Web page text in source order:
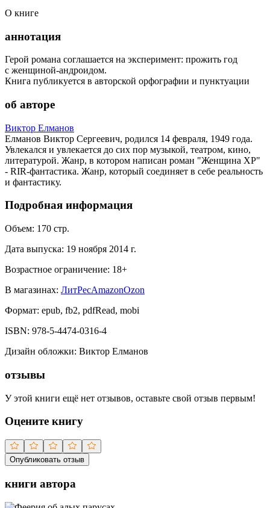
О книге
аннотация
Герой романа соглашается на эксперимент: прожить год
с женщиной-андроидом.
Книга публикуется в авторской орфографии и пунктуации
об авторе
Виктор Елманов
Елманов Виктор Сергеевич, родился 14 февраля, 1949 года.
Увлекался и увлекается до сих пор музыкой, театром, кино,
литературой. Жанр, в котором написан роман "Женщина ХР"
- RIR-фантастика. Жанр, который соединяет в себе реальность
и фантастику.
Подробная информация
Объем: 170 стр.
Дата выпуска: 19 ноября 2014 г.
Возрастное ограничение: 18+
В магазинах: ЛитРесAmazonOzon
Формат: epub, fb2, pdfRead, mobi
ISBN: 978-5-4474-0316-4
Дизайн обложки: Виктор Елманов
отзывы
У этой книги ещё нет отзывов, оставьте свой отзыв первым!
Оцените книгу
Опубликовать отзыв
книги автора